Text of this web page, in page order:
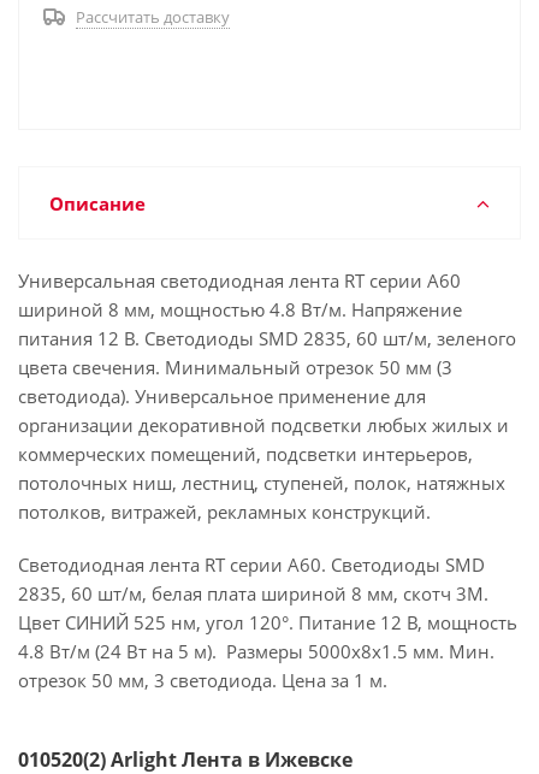
Рассчитать доставку
Описание
Универсальная светодиодная лента RT серии A60
шириной 8 мм, мощностью 4.8 Вт/м. Напряжение
питания 12 В. Светодиоды SMD 2835, 60 шт/м, зеленого
цвета свечения. Минимальный отрезок 50 мм (3
светодиода). Универсальное применение для
организации декоративной подсветки любых жилых и
коммерческих помещений, подсветки интерьеров,
потолочных ниш, лестниц, ступеней, полок, натяжных
потолков, витражей, рекламных конструкций.
Светодиодная лента RT серии A60. Светодиоды SMD
2835, 60 шт/м, белая плата шириной 8 мм, скотч 3M.
Цвет СИНИЙ 525 нм, угол 120°. Питание 12 В, мощность
4.8 Вт/м (24 Вт на 5 м). Размеры 5000x8x1.5 мм. Мин.
отрезок 50 мм, 3 светодиода. Цена за 1 м.
010520(2) Arlight Лента в Ижевске